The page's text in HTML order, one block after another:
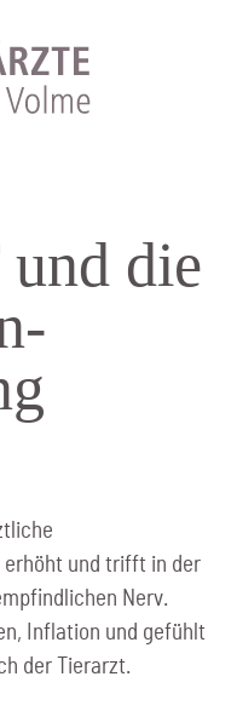
die
erhöht und trifft in der
Nerv.
Inflation und gefühlt
der Tierarzt.